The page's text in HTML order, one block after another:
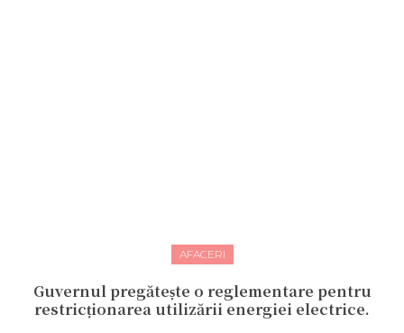
AFACERI
Guvernul pregătește o reglementare pentru
restricționarea utilizării energiei electrice.